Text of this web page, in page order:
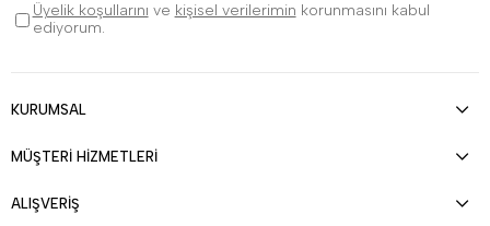
Üyelik koşullarını ve kişisel verilerimin korunmasını kabul
ediyorum.
KURUMSAL
MÜŞTERİ HİZMETLERİ
ALIŞVERİŞ